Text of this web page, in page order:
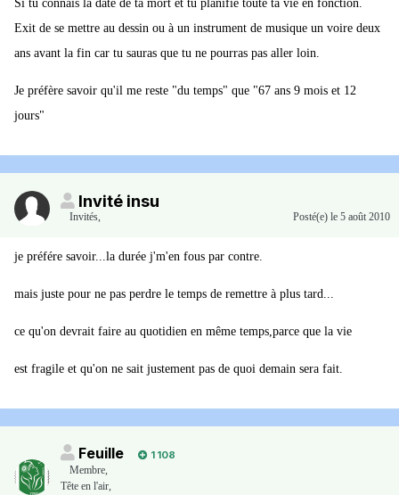
Si tu connais la date de ta mort et tu planifie toute ta vie en fonction.
Exit de se mettre au dessin ou à un instrument de musique un voire deux
ans avant la fin car tu sauras que tu ne pourras pas aller loin.
Je préfère savoir qu'il me reste "du temps" que "67 ans 9 mois et 12
jours"
Invité insu
Invités, Posté(e) le 5 août 2010
je préfére savoir...la durée j'm'en fous par contre.
mais juste pour ne pas perdre le temps de remettre à plus tard...
ce qu'on devrait faire au quotidien en même temps,parce que la vie
est fragile et qu'on ne sait justement pas de quoi demain sera fait.
Feuille
1 108
Membre,
Tête en l'air,